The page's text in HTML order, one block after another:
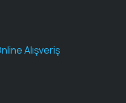
Alışveriş